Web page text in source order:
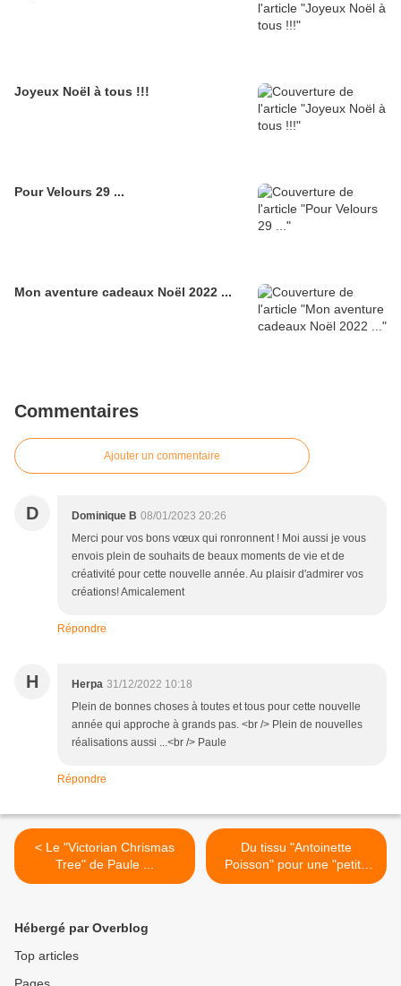
Joyeux Noël à tous !!!
Pour Velours 29 ...
Mon aventure cadeaux Noël 2022 ...
Commentaires
Ajouter un commentaire
D Dominique B 08/01/2023 20:26
Merci pour vos bons vœux qui ronronnent ! Moi aussi je vous
envois plein de souhaits de beaux moments de vie et de
créativité pour cette nouvelle année. Au plaisir d'admirer vos
créations! Amicalement
Répondre
H Herpa 31/12/2022 10:18
Plein de bonnes choses à toutes et tous pour cette nouvelle
année qui approche à grands pas. <br /> Plein de nouvelles
réalisations aussi ...<br /> Paule
Répondre
< Le "Victorian Chrismas
Tree" de Paule ...
Du tissu "Antoinette
Poisson" pour une "petite
boîte violette" !!! >
Hébergé par Overblog
Top articles